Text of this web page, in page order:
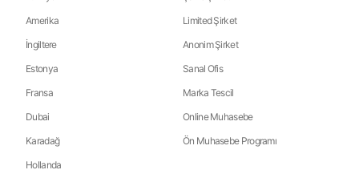
Amerika
İngiltere
Estonya
Fransa
Dubai
Karadağ
Hollanda
Limited Şirket
Anonim Şirket
Sanal Ofis
Marka Tescil
Online Muhasebe
Ön Muhasebe Programı